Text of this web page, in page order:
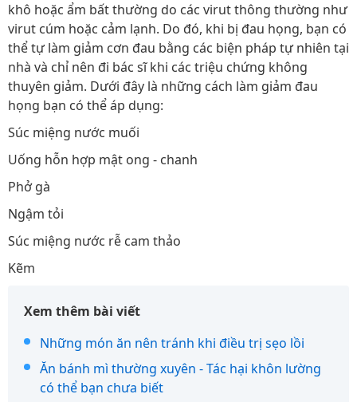
khô hoặc ẩm bất thường do các virut thông thường như
virut cúm hoặc cảm lạnh. Do đó, khi bị đau họng, bạn có
thể tự làm giảm cơn đau bằng các biện pháp tự nhiên tại
nhà và chỉ nên đi bác sĩ khi các triệu chứng không
thuyên giảm. Dưới đây là những cách làm giảm đau
họng bạn có thể áp dụng:
Súc miệng nước muối
Uống hỗn hợp mật ong - chanh
Phở gà
Ngậm tỏi
Súc miệng nước rễ cam thảo
Kẽm
Xem thêm bài viết
Những món ăn nên tránh khi điều trị sẹo lồi
Ăn bánh mì thường xuyên - Tác hại khôn lường
có thể bạn chưa biết